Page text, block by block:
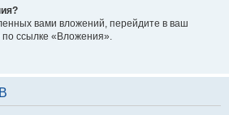
вами вложений, перейдите в ваш
ссылке «Вложения».